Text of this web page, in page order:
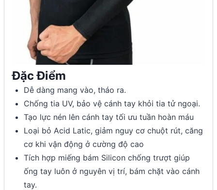
Đặc Điểm
Dễ dàng mang vào, tháo ra.
Chống tia UV, bảo vệ cánh tay khỏi tia tử ngoại.
Tạo lực nén lên cánh tay tối ưu tuần hoàn máu
Loại bỏ Acid Latic, giảm nguy cơ chuột rút, căng
cơ khi vận động ở cường độ cao
Tích hợp miếng bám Silicon chống trượt giúp
ống tay luôn ở nguyên vị trí, bám chặt vào cánh
tay.